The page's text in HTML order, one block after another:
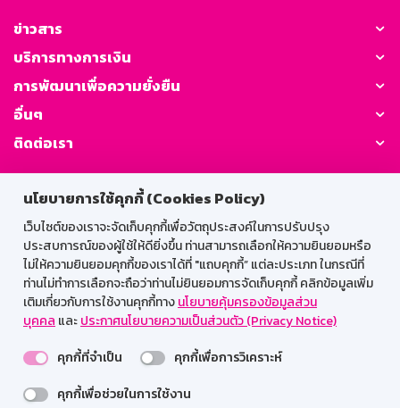
นโยบายการใช้คุกกี้ (Cookies Policy)
เว็บไซต์ของเราจะจัดเก็บคุกกี้เพื่อวัตถุประสงค์ในการปรับปรุง
ประสบการณ์ของผู้ใช้ให้ดียิ่งขึ้น ท่านสามารถเลือกให้ความยินยอมหรือ
ไม่ให้ความยินยอมคุกกี้ของเราได้ที่ "แถบคุกกี้” แต่ละประเภท ในกรณีที่
ท่านไม่ทำการเลือกจะถือว่าท่านไม่ยินยอมการจัดเก็บคุกกี้ คลิกข้อมูลเพิ่ม
เติมเกี่ยวกับการใช้งานคุกกี้ทางนโยบายคุ้มครองข้อมูลส่วน
บุคคล และประกาศนโยบายความเป็นส่วนตัว (Privacy Notice)
คุกกี้ที่จำเป็น
คุกกี้เพื่อการวิเคราะห์
คุกกี้เพื่อช่วยในการใช้งาน
ข่าวสาร
บริการทางการเงิน
การพัฒนาเพื่อความยั่งยืน
อื่นๆ
ติดต่อเรา
GSB Society:
สำหรับพนักงาน
Web HR
GSB Wisdom
M-Search
เข้าสู่ระบบเน็ตเมล